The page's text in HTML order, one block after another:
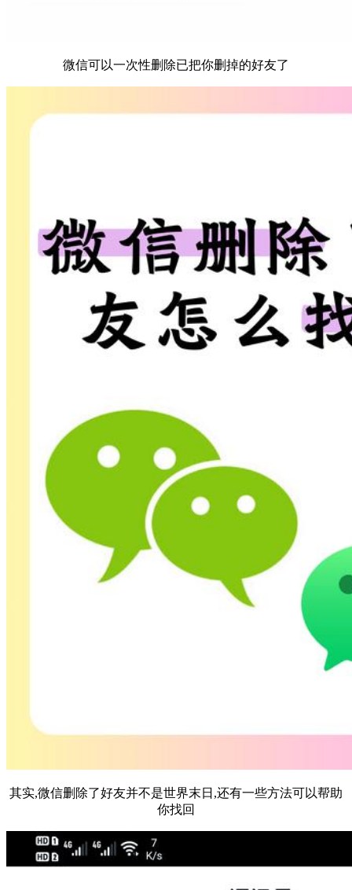
微信可以一次性删除已把你删掉的好友了
其实,微信删除了好友并不是世界末日,还有一些方法可以帮助
你找回